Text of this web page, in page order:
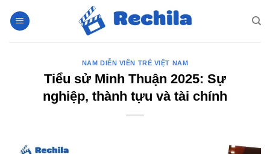
qua
NAM DIỄN VIÊN TRẺ VIỆT NAM
Tiểu sử Minh Thuận 2025: Sự
nghiệp, thành tựu và tài chính